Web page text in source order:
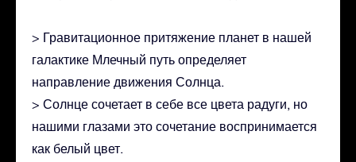
> Гравитационное притяжение планет в нашей
галактике Млечный путь определяет
направление движения Солнца.
> Солнце сочетает в себе все цвета радуги, но
нашими глазами это сочетание воспринимается
как белый цвет.